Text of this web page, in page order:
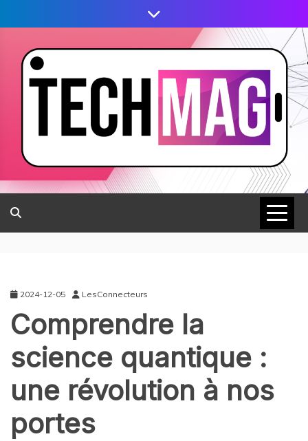
2024-12-05 LesConnecteurs
Comprendre la
science quantique :
une révolution à nos
portes